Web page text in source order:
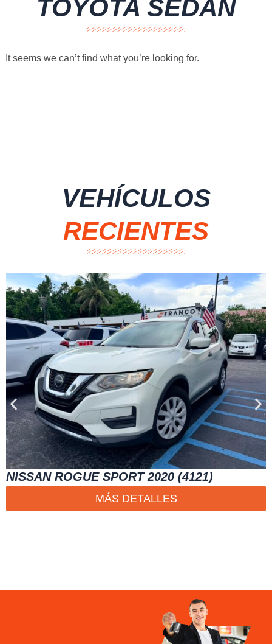
TOYOTA SEDAN
It seems we can’t find what you’re looking for.
VEHÍCULOS
RECIENTES
NISSAN ROGUE SPORT 2020 (4121)
MÁS DETALLES